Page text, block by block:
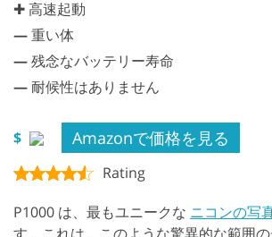
✚ 高速起動
—重い体
—残念なバッテリー寿命
—耐候性はありません
$ Amazonで価格を見る
Rating
P1000 は、最もユニークな ニコンの写